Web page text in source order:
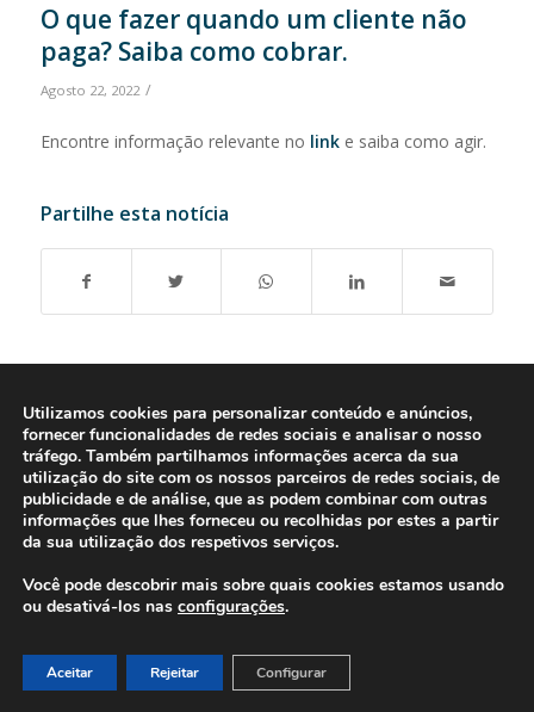
O que fazer quando um cliente não
paga? Saiba como cobrar.
Agosto 22, 2022 /
Encontre informação relevante no link e saiba como agir.
Partilhe esta notícia
© 2016-2026 - Gonti Contabilidade e Gestão -
Utilizamos cookies para personalizar conteúdo e anúncios,
fornecer funcionalidades de redes sociais e analisar o nosso
tráfego. Também partilhamos informações acerca da sua
utilização do site com os nossos parceiros de redes sociais, de
publicidade e de análise, que as podem combinar com outras
informações que lhes forneceu ou recolhidas por estes a partir
da sua utilização dos respetivos serviços.
Você pode descobrir mais sobre quais cookies estamos usando
ou desativá-los nas configurações.
Aceitar Rejeitar Configurar